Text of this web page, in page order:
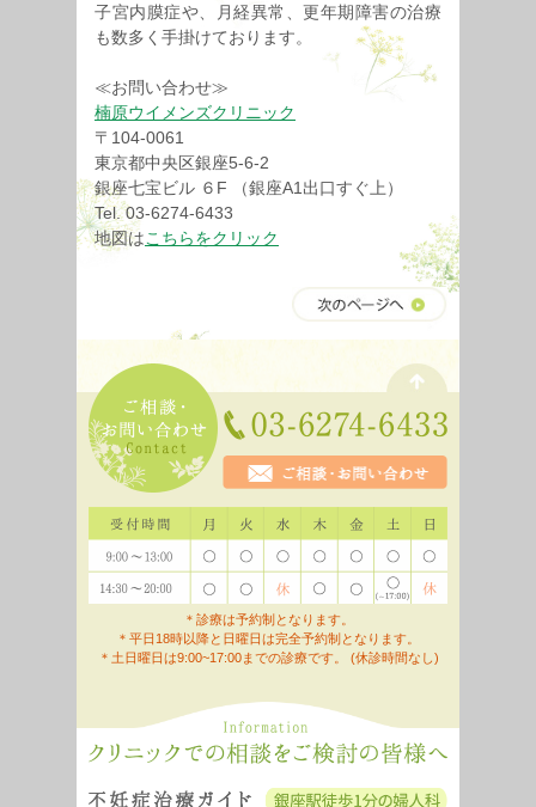
子宮内膜症や、月経異常、更年期障害の治療
も数多く手掛けております。
≪お問い合わせ≫
楠原ウイメンズクリニック
〒104-0061
東京都中央区銀座5-6-2
銀座七宝ビル ６F （銀座A1出口すぐ上）
Tel. 03-6274-6433
地図はこちらをクリック
＊診療は予約制となります。
＊平日18時以降と日曜日は完全予約制となります。
＊土日曜日は9:00~17:00までの診療です。 (休診時間なし)